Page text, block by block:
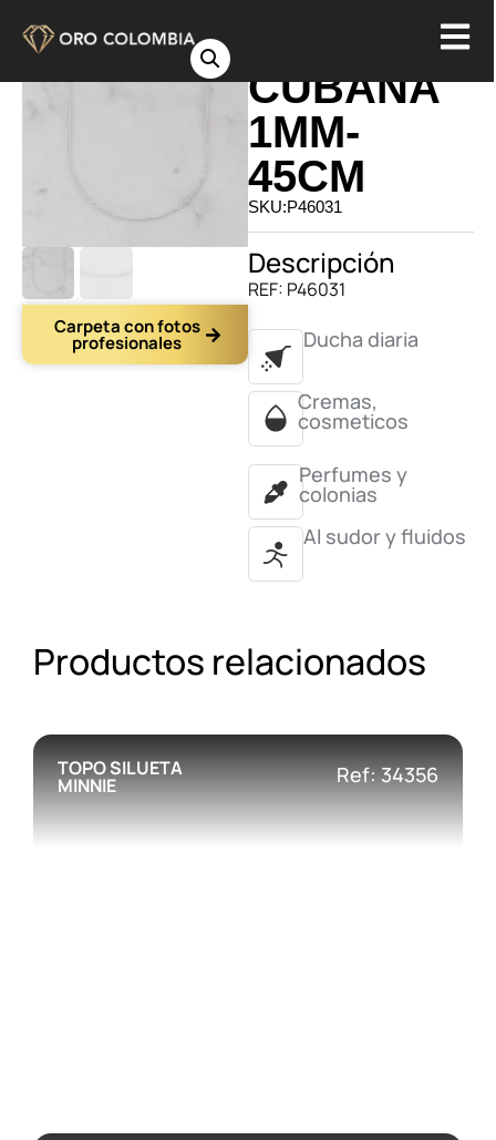
Carpeta con fotos
profesionales
CUBANA
1MM-
45CM
SKU:P46031
Descripción
REF: P46031
Ducha diaria
Cremas,
cosmeticos
Perfumes y
colonias
Al sudor y fluidos
Productos relacionados
TOPO SILUETA
MINNIE Ref: 34356